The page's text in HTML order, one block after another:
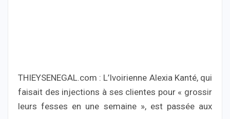
THIEYSENEGAL.com : L’Ivoirienne Alexia Kanté, qui
faisait des injections à ses clientes pour « grossir
leurs fesses en une semaine », est passée aux